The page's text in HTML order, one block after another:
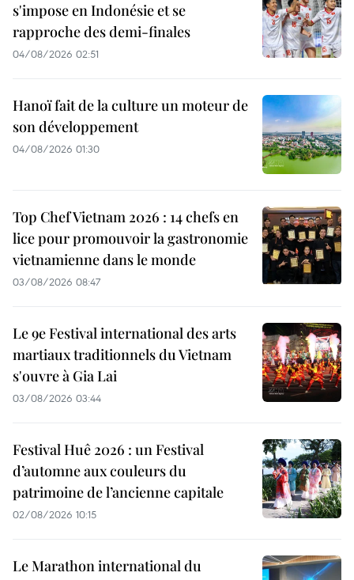
s'impose en Indonésie et se
rapproche des demi-finales
04/08/2026 02:51
Hanoï fait de la culture un moteur de
son développement
04/08/2026 01:30
Top Chef Vietnam 2026 : 14 chefs en
lice pour promouvoir la gastronomie
vietnamienne dans le monde
03/08/2026 08:47
Le 9e Festival international des arts
martiaux traditionnels du Vietnam
s'ouvre à Gia Lai
03/08/2026 03:44
Festival Huê 2026 : un Festival
d’automne aux couleurs du
patrimoine de l’ancienne capitale
02/08/2026 10:15
Le Marathon international du